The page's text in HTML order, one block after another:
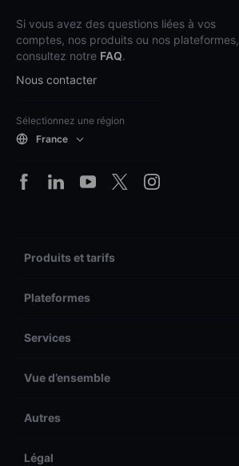
Si vous avez des questions liées à vos
comptes, nos produits ou nos plateformes,
consultez notre FAQ.
Nous contacter
Sélectionnez une région
France
Produits et tarifs
Plateformes
Services
Vue d’ensemble
Autres
Légal